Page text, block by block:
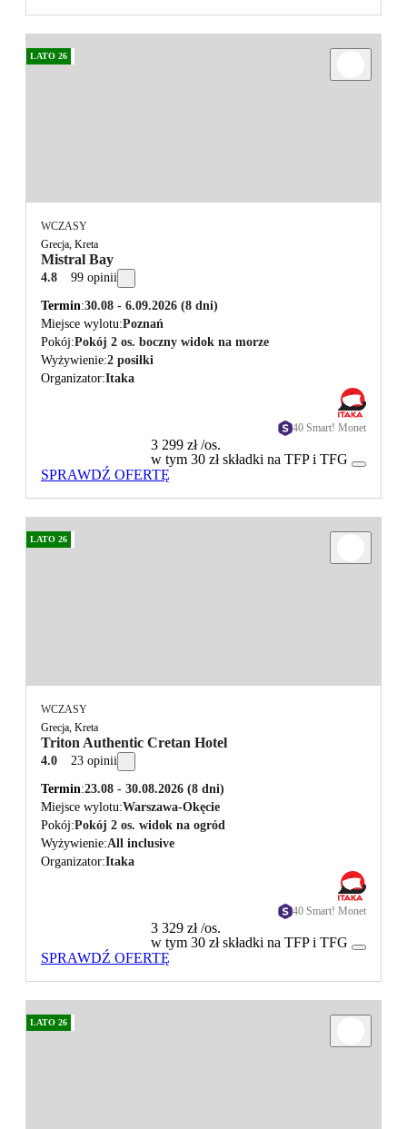
LATO 26
WCZASY
Grecja, Kreta
Mistral Bay
4.8 99 opinii
Termin 30.08 - 6.09.2026 (8 dni)
Miejsce wylotu Poznań
Pokój Pokój 2 os. boczny widok na morze
Wyżywienie 2 posiłki
Organizator Itaka
40 Smart! Monet
3 299 zł/os.
w tym 30 zł składki na TFP i TFG
SPRAWDŹ OFERTĘ
LATO 26
WCZASY
Grecja, Kreta
Triton Authentic Cretan Hotel
4.0 23 opinii
Termin 23.08 - 30.08.2026 (8 dni)
Miejsce wylotu Warszawa-Okęcie
Pokój Pokój 2 os. widok na ogród
Wyżywienie All inclusive
Organizator Itaka
40 Smart! Monet
3 329 zł/os.
w tym 30 zł składki na TFP i TFG
SPRAWDŹ OFERTĘ
LATO 26